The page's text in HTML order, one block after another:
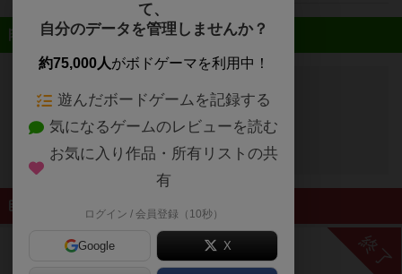
近日開催予定のイベント
開催予定のイベントはありません
終了したイベント
終了
て、
自分のデータを管理しませんか？
約75,000人がボドゲーマを利用中！
遊んだボードゲームを記録する
気になるゲームのレビューを読む
お気に入り作品・所有リストの共
有
ログイン / 会員登録（10秒）
Google X